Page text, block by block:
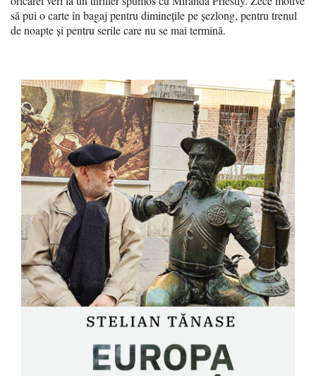
să pui o carte în bagaj pentru diminețile pe șezlong, pentru trenul
de noapte și pentru serile care nu se mai termină.